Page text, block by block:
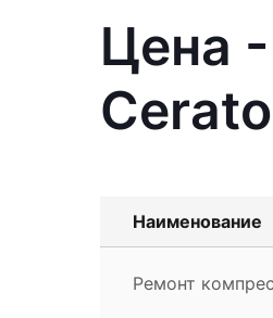
Цена
Наименование
Ремонт